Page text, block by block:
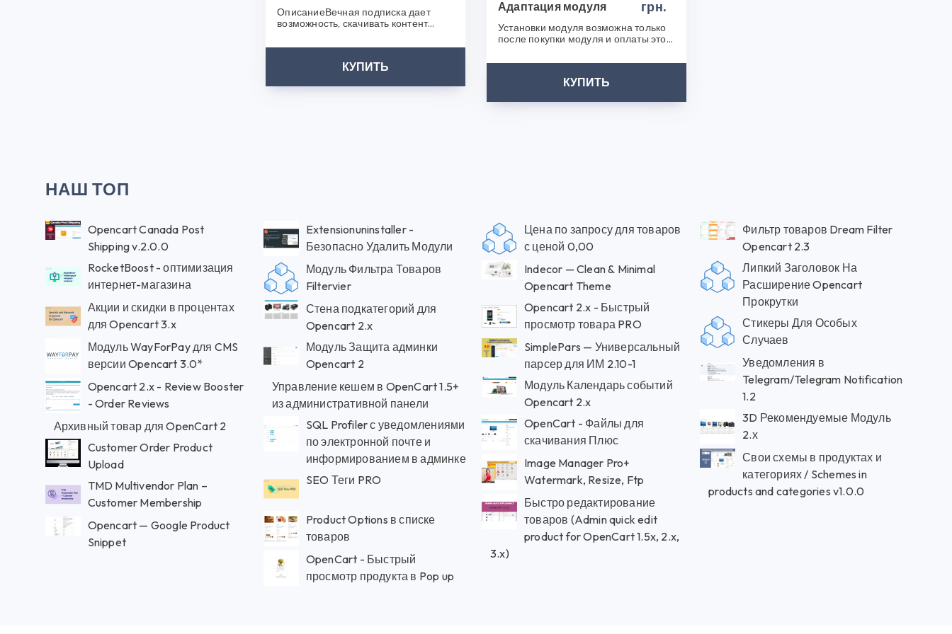
ОписаниеВечная подписка дает
возможность, скачивать контент
появиться н..
КУПИТЬ
Адаптация модуля
грн.
Установки модуля возможна только
после покупки модуля и оплаты этой
КУПИТЬ
НАШ ТОП
Opencart Canada Post
Shipping v.2.0.0
RocketBoost - оптимизация
интернет-магазина
Акции и скидки в процентах
для Opencart 3.x
Модуль WayForPay для CMS
версии Opencart 3.0*
Opencart 2.x - Review Booster
- Order Reviews
Архивный товар для OpenCart 2
Customer Order Product
Upload
TMD Multivendor Plan –
Customer Membership
Opencart — Google Product
Snippet
Extensionuninstaller -
Безопасно Удалить Модули
Модуль Фильтра Товаров
Filtervier
Стена подкатегорий для
Opencart 2.x
Модуль Защита админки
Opencart 2
Управление кешем в OpenCart 1.5+
из административной панели
SQL Profiler с уведомлениями
по электронной почте и
информированием в админке
SEO Теги PRO
Product Options в списке
товаров
OpenCart - Быстрый
просмотр продукта в Pop up
Цена по запросу для товаров
с ценой 0,00
Indecor — Clean & Minimal
Opencart Theme
Opencart 2.x - Быстрый
просмотр товара PRO
SimplePars — Универсальный
парсер для ИМ 2.10-1
Модуль Календарь событий
Opencart 2.x
OpenCart - Файлы для
скачивания Плюс
Image Manager Pro+
Watermark, Resize, Ftp
Быстро редактирование
товаров (Admin quick edit
product for OpenCart 1.5x, 2.x,
3.x)
Фильтр товаров Dream Filter
Opencart 2.3
Липкий Заголовок На
Расширение Opencart
Прокрутки
Стикеры Для Особых
Случаев
Уведомления в
Telegram/Telegram Notification
1.2
3D Рекомендуемые Модуль
2.х
Свои схемы в продуктах и
категориях / Schemes in
products and categories v1.0.0